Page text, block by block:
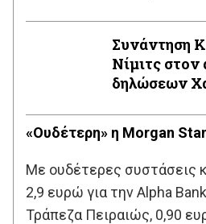
Συνάντηση
Νίμιτς στον απόηχο των
δηλώσεων
«Ουδέτερη» η Morgan
Με ουδέτερες συστάσεις
2,9 ευρώ για την Alpha
Τράπεζα Πειραιώς, 0,90